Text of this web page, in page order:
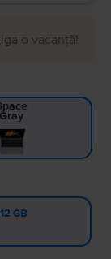
o vacanță!
Gray
GB